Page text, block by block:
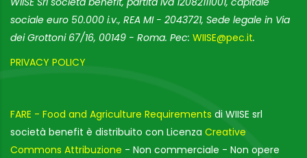
sociale euro 50.000 i.v., REA MI - 2043721, Sede legale in Via
dei Grottoni 67/16, 00149 - Roma. Pec: WIISE@pec.it.
PRIVACY POLICY
FARE - Food and Agriculture Requirements di WIISE srl
società benefit è distribuito con Licenza Creative
Commons Attribuzione - Non commerciale - Non opere